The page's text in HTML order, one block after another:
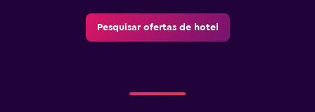
Pesquisar ofertas de hotel